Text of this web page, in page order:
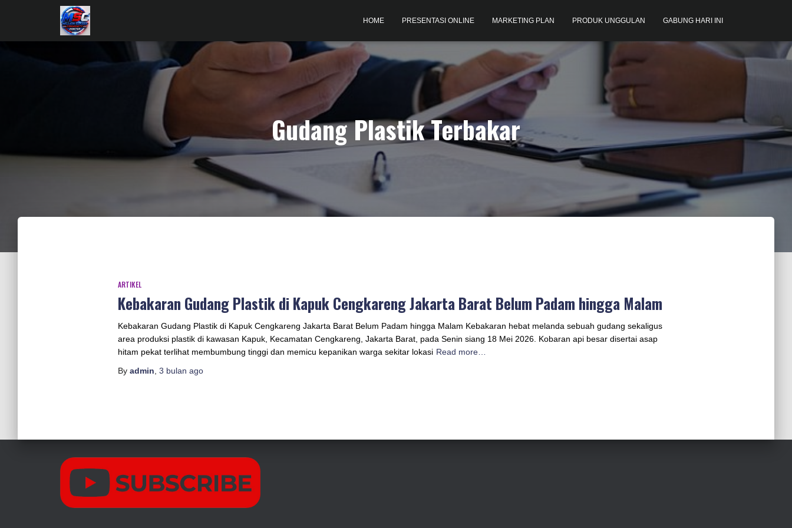
HOME PRESENTASI ONLINE MARKETING PLAN PRODUK UNGGULAN GABUNG HARI INI
Gudang Plastik Terbakar
ARTIKEL
Kebakaran Gudang Plastik di Kapuk Cengkareng Jakarta Barat Belum Padam hingga Malam
Kebakaran Gudang Plastik di Kapuk Cengkareng Jakarta Barat Belum Padam hingga Malam Kebakaran hebat melanda sebuah gudang sekaligus
area produksi plastik di kawasan Kapuk, Kecamatan Cengkareng, Jakarta Barat, pada Senin siang 18 Mei 2026. Kobaran api besar disertai asap
hitam pekat terlihat membumbung tinggi dan memicu kepanikan warga sekitar lokasi Read more…
By admin 3 bulan ago